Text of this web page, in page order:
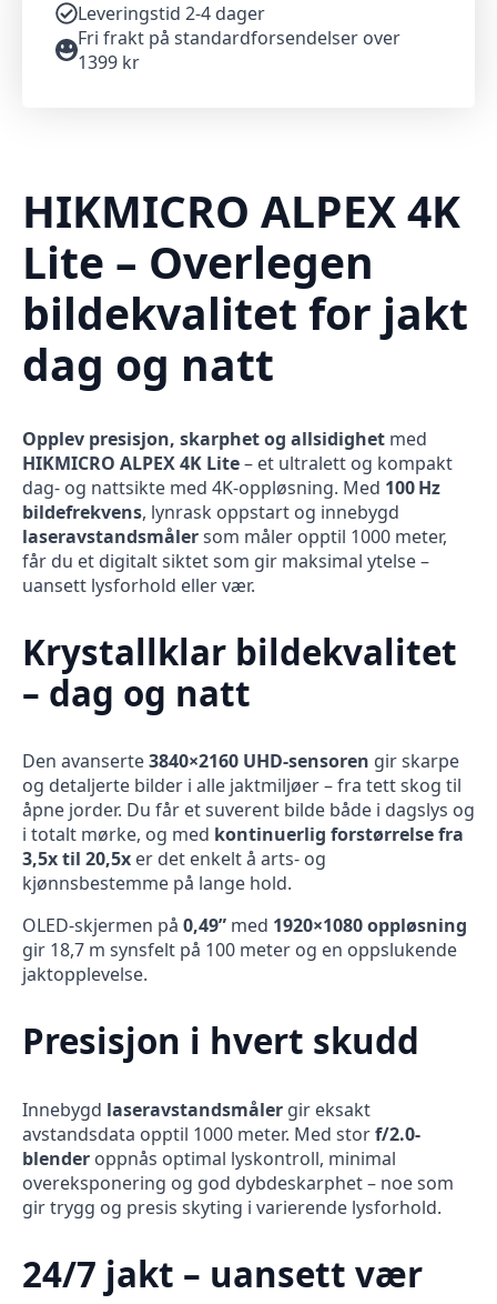
Leveringstid 2-4 dager
Fri frakt på standardforsendelser over
1399 kr
HIKMICRO ALPEX 4K
Lite – Overlegen
bildekvalitet for jakt
dag og natt
Opplev presisjon, skarphet og allsidighet med
HIKMICRO ALPEX 4K Lite– et ultralett og kompakt
dag- og nattsikte med 4K-oppløsning. Med 100 Hz
bildefrekvens, lynrask oppstart og innebygd
laseravstandsmålersom måler opptil 1000 meter,
får du et digitalt siktet som gir maksimal ytelse –
uansett lysforhold eller vær.
Krystallklar bildekvalitet
– dag og natt
Den avanserte3840×2160 UHD-sensoren gir skarpe
og detaljerte bilder i alle jaktmiljøer – fra tett skog til
åpne jorder. Du får et suverent bilde både i dagslys og
i totalt mørke, og med kontinuerlig forstørrelse fra
3,5x til 20,5x er det enkelt å arts- og
kjønnsbestemme på lange hold.
OLED-skjermen på 0,49” med 1920×1080 oppløsning
gir 18,7 m synsfelt på 100 meter og en oppslukende
jaktopplevelse.
Presisjon i hvert skudd
Innebygd laseravstandsmåler gir eksakt
avstandsdata opptil 1000 meter. Med storf/2.0-
blender oppnås optimal lyskontroll, minimal
overeksponering og god dybdeskarphet – noe som
gir trygg og presis skyting i varierende lysforhold.
24/7 jakt – uansett vær